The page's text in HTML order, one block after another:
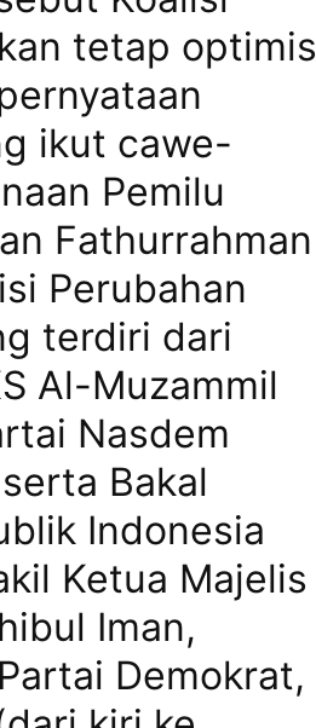
tetap optimis
ikut cawe-
Pemilu
Fathurrahman
Perubahan
terdiri dari
Al-Muzammil
Nasdem
Bakal
Indonesia
Ketua Majelis
Iman,
Demokrat,